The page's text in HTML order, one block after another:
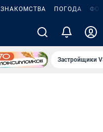
ЗНАКОМСТВА ПОГОДА
Застройщики